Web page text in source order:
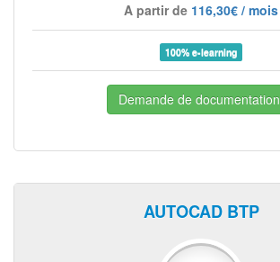
A partir de 116,30€ / mois
100% e-learning
Demande de documentation
AUTOCAD BTP